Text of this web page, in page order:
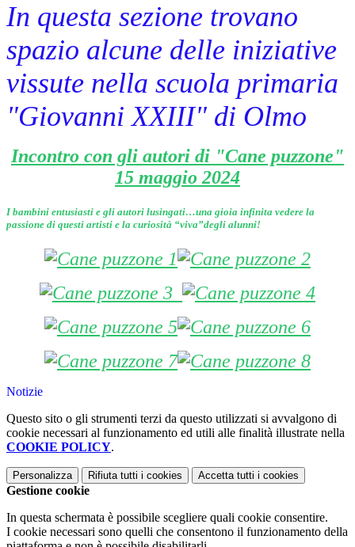
In questa sezione trovano
spazio alcune delle iniziative
vissute nella scuola primaria
"Giovanni XXIII" di Olmo
Incontro con gli autori di "Cane puzzone"
15 maggio 2024
I bambini entusiasti e gli autori lusingati…una gioia infinita vedere la
passione di questi artisti e la curiosità “viva”degli alunni!
Notizie
Questo sito o gli strumenti terzi da questo utilizzati si avvalgono di
cookie necessari al funzionamento ed utili alle finalità illustrate nella
COOKIE POLICY.
Personalizza Rifiuta tutti i cookies Accetta tutti i cookies
Gestione cookie
In questa schermata è possibile scegliere quali cookie consentire.
I cookie necessari sono quelli che consentono il funzionamento della